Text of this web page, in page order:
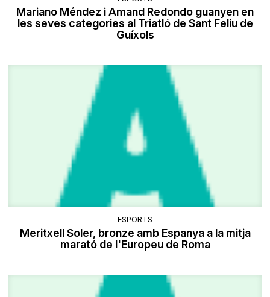
Mariano Méndez i Amand Redondo guanyen en
les seves categories al Triatló de Sant Feliu de
Guíxols
ESPORTS
Meritxell Soler, bronze amb Espanya a la mitja
marató de l'Europeu de Roma